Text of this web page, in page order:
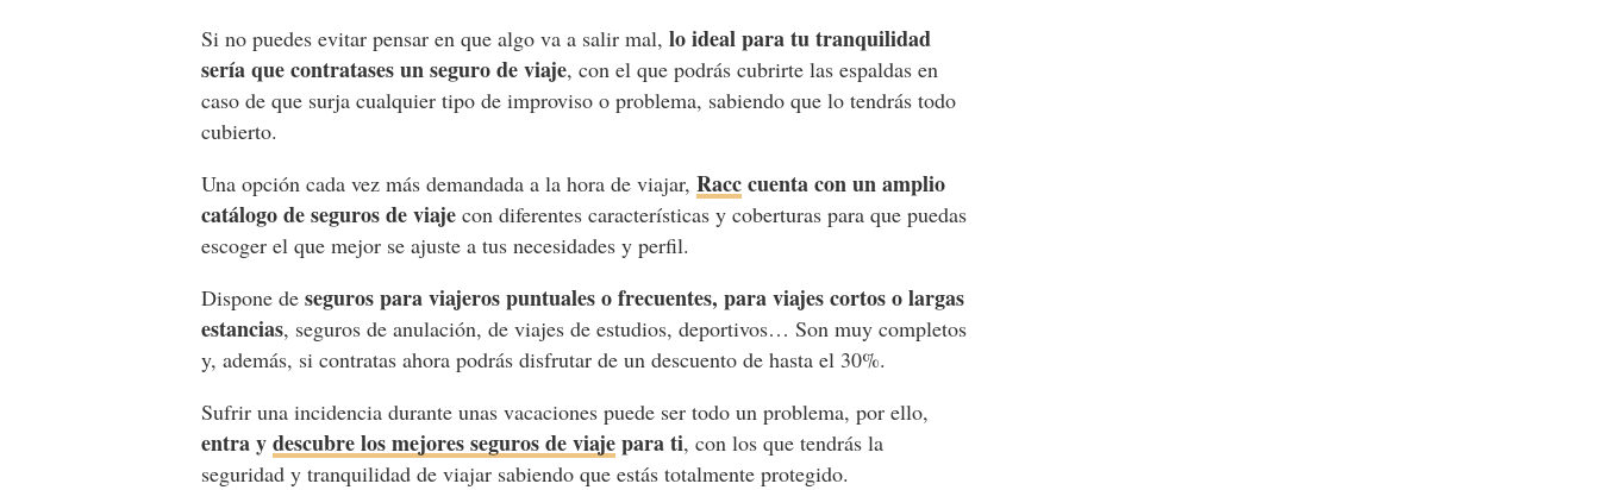
Si no puedes evitar pensar en que algo va a salir mal,lo ideal para tu tranquilidad
sería que contratases un seguro de viaje, con el que podrás cubrirte las espaldas en
caso de que surja cualquier tipo de improviso o problema, sabiendo que lo tendrás todo
cubierto.
Una opción cada vez más demandada a la hora de viajar,Racccuenta con un amplio
catálogo de seguros de viaje con diferentes características y coberturas para que puedas
escoger el que mejor se ajuste a tus necesidades y perfil.
Dispone deseguros para viajeros puntuales o frecuentes, para viajes cortos o largas
estancias, seguros de anulación, de viajes de estudios, deportivos… Son muy completos
y, además, si contratas ahora podrás disfrutar de un descuento de hasta el 30%.
Sufrir una incidencia durante unas vacaciones puede ser todo un problema, por ello,
entra ydescubre los mejores seguros de viajepara ti, con los que tendrás la
seguridad y tranquilidad de viajar sabiendo que estás totalmente protegido.